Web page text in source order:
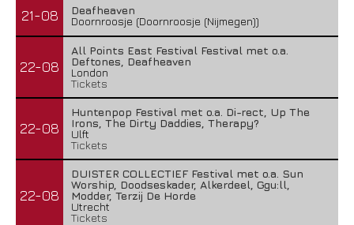
21-08
Deafheaven
Doornroosje (Doornroosje (Nijmegen))
22-08
All Points East Festival Festival met o.a.
Deftones, Deafheaven
London
Tickets
22-08
Huntenpop Festival met o.a. Di-rect, Up The
Irons, The Dirty Daddies, Therapy?
Ulft
Tickets
22-08
DUISTER COLLECTIEF Festival met o.a. Sun
Worship, Doodseskader, Alkerdeel, Ggu:ll,
Modder, Terzij De Horde
Utrecht
Tickets